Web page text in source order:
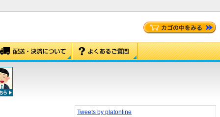
Tweets by platonline